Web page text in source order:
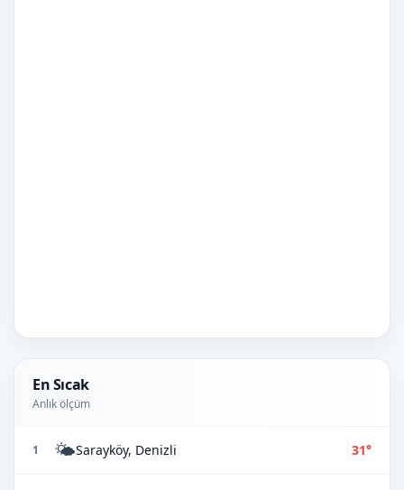
En Sıcak
Anlık ölçüm
1 🌤️Sarayköy, Denizli 31°